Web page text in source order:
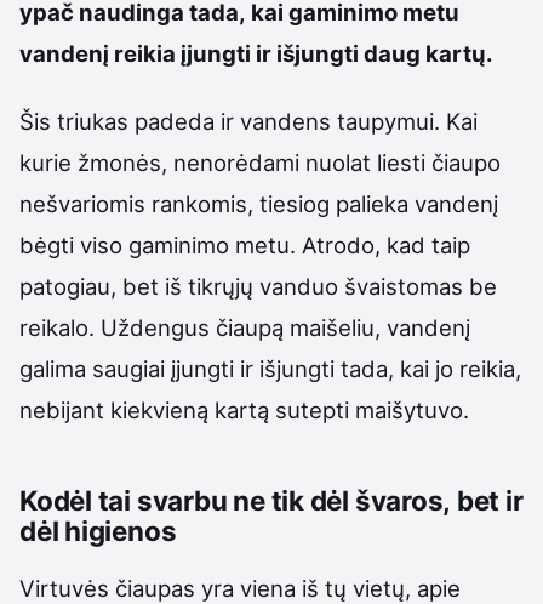
ypač naudinga tada, kai gaminimo metu
vandenį reikia įjungti ir išjungti daug kartų.
Šis triukas padeda ir vandens taupymui. Kai
kurie žmonės, nenorėdami nuolat liesti čiaupo
nešvariomis rankomis, tiesiog palieka vandenį
bėgti viso gaminimo metu. Atrodo, kad taip
patogiau, bet iš tikrųjų vanduo švaistomas be
reikalo. Uždengus čiaupą maišeliu, vandenį
galima saugiai įjungti ir išjungti tada, kai jo reikia,
nebijant kiekvieną kartą sutepti maišytuvo.
Kodėl tai svarbu ne tik dėl švaros, bet ir
dėl higienos
Virtuvės čiaupas yra viena iš tų vietų, apie